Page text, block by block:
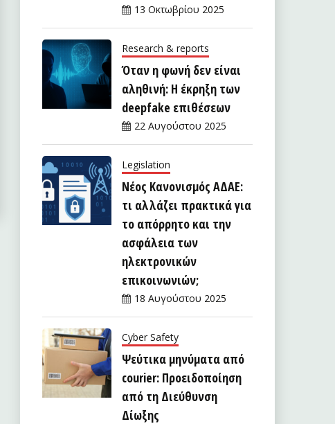
13 Οκτωβρίου 2025
Research & reports
Όταν η φωνή δεν είναι
αληθινή: Η έκρηξη των
deepfake επιθέσεων
22 Αυγούστου 2025
Legislation
Νέος Κανονισμός ΑΔΑΕ:
τι αλλάζει πρακτικά για
το απόρρητο και την
ασφάλεια των
ηλεκτρονικών
επικοινωνιών;
18 Αυγούστου 2025
Cyber Safety
Ψεύτικα μηνύματα από
courier: Προειδοποίηση
από τη Διεύθυνση
Δίωξης